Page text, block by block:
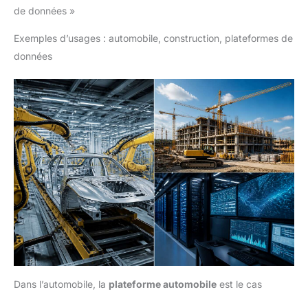
de données »
Exemples d’usages : automobile, construction, plateformes de
données
Dans l’automobile, la plateforme automobile est le cas